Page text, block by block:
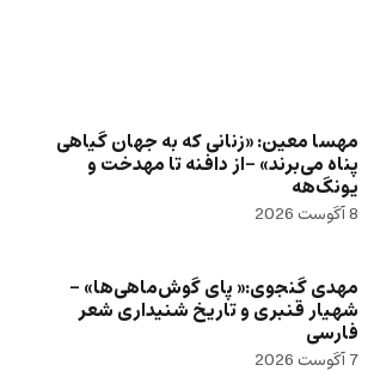
مهسا معین: «زنانی که به جهان گیاهی
پناه می‌برند» -از دافنه تا مهدخت و
یونگ‌هه
8 آگوست 2026
مهدی گنجوی:« پای گوش‌ماهی‌ها» –
شهیار قنبری و تاریخ شنیداری شعر
فارسی
7 آگوست 2026